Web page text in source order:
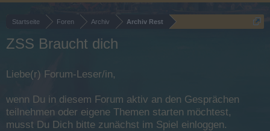
Startseite Foren Archiv Archiv Rest
ZSS Braucht dich
Liebe(r) Forum-Leser/in,
wenn Du in diesem Forum aktiv an den Gesprächen
teilnehmen oder eigene Themen starten möchtest,
musst Du Dich bitte zunächst im Spiel einloggen.